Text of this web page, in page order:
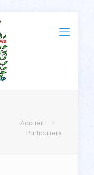
Accueil
Particuliers